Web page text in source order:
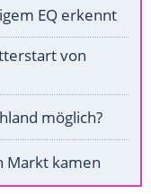
EQ erkennt
von
möglich?
Markt kamen